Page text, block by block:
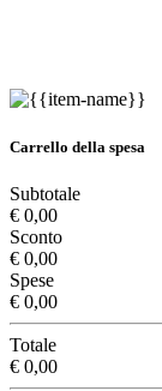
Carrello della spesa
Subtotale
€ 0,00
Sconto
€ 0,00
Spese
€ 0,00
Totale
€ 0,00